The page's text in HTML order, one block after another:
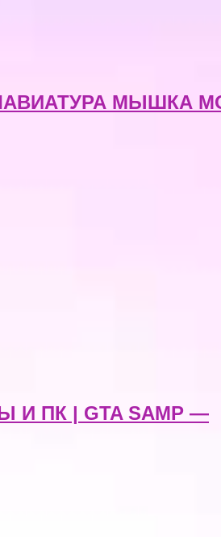
МЫШКА
ПК | GTA SAMP —